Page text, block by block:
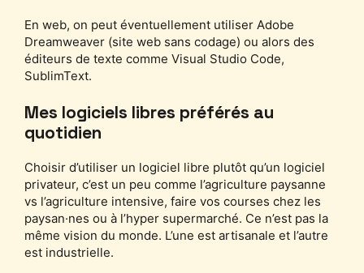
En web, on peut éventuellement utiliser Adobe
Dreamweaver (site web sans codage) ou alors des
éditeurs de texte comme Visual Studio Code,
SublimText.
Mes logiciels libres préférés au
quotidien
Choisir d’utiliser un logiciel libre plutôt qu’un logiciel
privateur, c’est un peu comme l’agriculture paysanne
vs l’agriculture intensive, faire vos courses chez les
paysan·nes ou à l’hyper supermarché. Ce n’est pas la
même vision du monde. L’une est artisanale et l’autre
est industrielle.